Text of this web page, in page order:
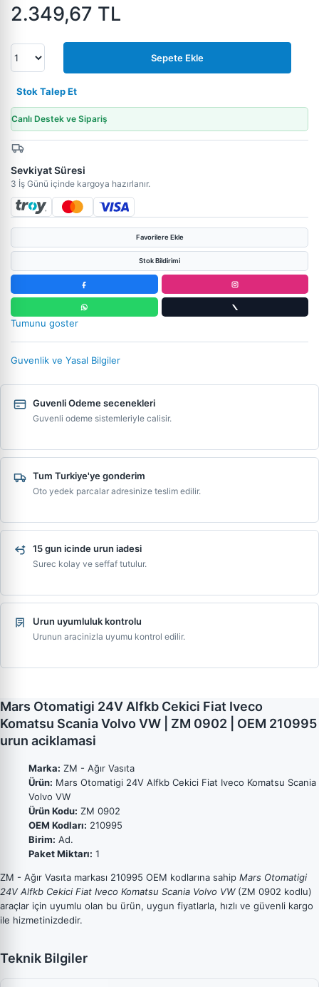
2.349,67 TL
Sepete Ekle
Stok Talep Et
Canlı Destek ve Sipariş
Sevkiyat Süresi
3 İş Günü içinde kargoya hazırlanır.
Favorilere Ekle
Stok Bildirimi
Tumunu goster
Guvenlik ve Yasal Bilgiler
Guvenli Odeme secenekleri
Guvenli odeme sistemleriyle calisir.
Tum Turkiye'ye gonderim
Oto yedek parcalar adresinize teslim edilir.
15 gun icinde urun iadesi
Surec kolay ve seffaf tutulur.
Urun uyumluluk kontrolu
Urunun aracinizla uyumu kontrol edilir.
Mars Otomatigi 24V Alfkb Cekici Fiat Iveco
Komatsu Scania Volvo VW | ZM 0902 | OEM 210995
urun aciklamasi
Marka: ZM - Ağır Vasıta
Ürün: Mars Otomatigi 24V Alfkb Cekici Fiat Iveco Komatsu Scania
Volvo VW
Ürün Kodu: ZM 0902
OEM Kodları: 210995
Birim: Ad.
Paket Miktarı: 1
ZM - Ağır Vasıta markası 210995 OEM kodlarına sahip Mars Otomatigi
24V Alfkb Cekici Fiat Iveco Komatsu Scania Volvo VW(ZM 0902 kodlu)
araçlar için uyumlu olan bu ürün, uygun fiyatlarla, hızlı ve güvenli kargo
ile hizmetinizdedir.
Teknik Bilgiler